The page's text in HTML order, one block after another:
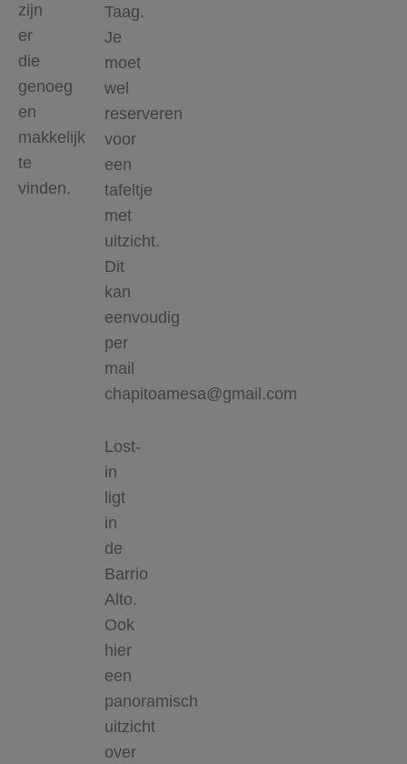
zijn
er
die
genoeg
en
makkelijk
te
vinden.
Taag.
Je
moet
wel
reserveren
voor
een
tafeltje
met
uitzicht.
Dit
kan
eenvoudig
per
mail
chapitoamesa@gmail.com
Lost-
in
ligt
in
de
Barrio
Alto.
Ook
hier
een
panoramisch
uitzicht
over